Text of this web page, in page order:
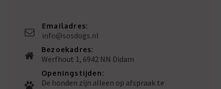
Emailadres:
info@sosdogs.nl
Bezoekadres:
Werfhout 1, 6942 NN Didam
Openingstijden:
De honden zijn alleen op afspraak te